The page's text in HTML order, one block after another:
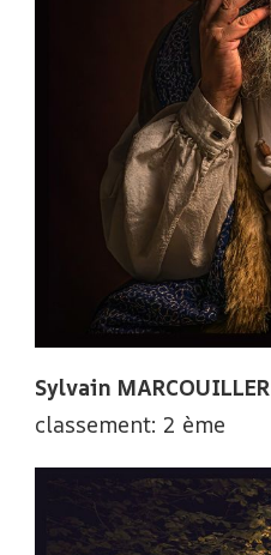
Sylvain MARCOUILLER
classement: 2 ème